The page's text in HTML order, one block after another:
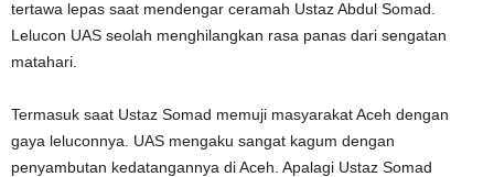
tertawa lepas saat mendengar ceramah Ustaz Abdul Somad.
Lelucon UAS seolah menghilangkan rasa panas dari sengatan
matahari.
Termasuk saat Ustaz Somad memuji masyarakat Aceh dengan
gaya leluconnya. UAS mengaku sangat kagum dengan
penyambutan kedatangannya di Aceh. Apalagi Ustaz Somad